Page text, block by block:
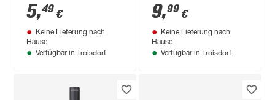
5,49 €
Keine Lieferung nach
Hause
Verfügbar in Troisdorf
9,99 €
Keine Lieferung nach
Hause
Verfügbar in Troisdorf